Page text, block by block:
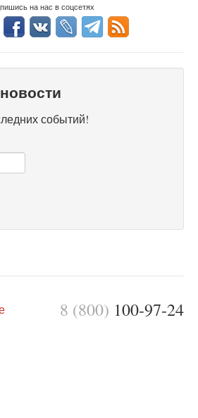
на нас в соцсетях
событий!
8 (800) 100-97-24